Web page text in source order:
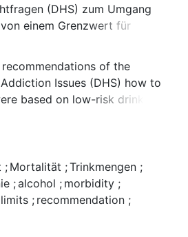
(DHS) zum Umgang
einem Grenzwert für
aus. Ziel dieser Stellungnahme
zu aktualisieren. Methode: Es
Sichtung der aktuellen
des Zusammenhangs von
Entwicklung von
durch eine Arbeitsgruppe
Evidenz und die daraus
wurden innerhalb des
konsentiert und vom
beschlossen.
Zusammenhang von
of the
Issues (DHS) how to
based on low-risk drinking
statement was to update this
on the relationship between
and the development of
was carried out by a sub-
Scientific Board of Trustees
of the evidence and the
; Mortalität ;Trinkmengen ;
;alcohol ; morbidity ;
; recommendation ;